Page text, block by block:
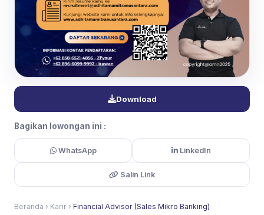
Download
Bagikan lowongan ini :
WhatsApp LinkedIn
Salin Link
Beranda › Karir › Financial Advisor (Sales Mikro Banking)